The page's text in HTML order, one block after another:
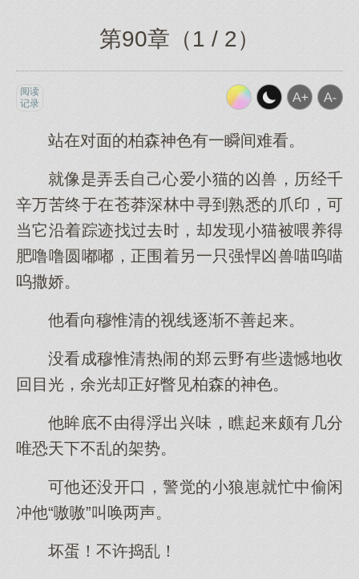
第90章（1 / 2）
阅读
记录
站在对面的柏森神色有一瞬间难看。
就像是弄丢自己心爱小猫的凶兽，历经千
辛万苦终于在苍莽深林中寻到熟悉的爪印，可
当它沿着踪迹找过去时，却发现小猫被喂养得
肥噜噜圆嘟嘟，正围着另一只强悍凶兽喵呜喵
呜撒娇。
他看向穆惟清的视线逐渐不善起来。
没看成穆惟清热闹的郑云野有些遗憾地收
回目光，余光却正好瞥见柏森的神色。
他眸底不由得浮出兴味，瞧起来颇有几分
唯恐天下不乱的架势。
可他还没开口，警觉的小狼崽就忙中偷闲
冲他“嗷嗷”叫唤两声。
坏蛋！不许捣乱！